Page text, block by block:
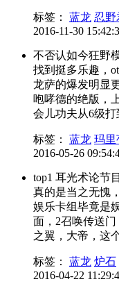
标签： 蓝龙 忍野
2016-11-30
不否认如今狂野
找到挺多乐趣，
龙萨的爆发明显
咆哮德的绝版，
会儿功夫从6级打
标签： 蓝龙 玛里
2016-05-26
top1 耳光术论节
真的是当之无愧
娱乐卡组毕竟是
面，2召唤传送
之翼，大帝，这
标签： 蓝龙 炉石
2016-04-22